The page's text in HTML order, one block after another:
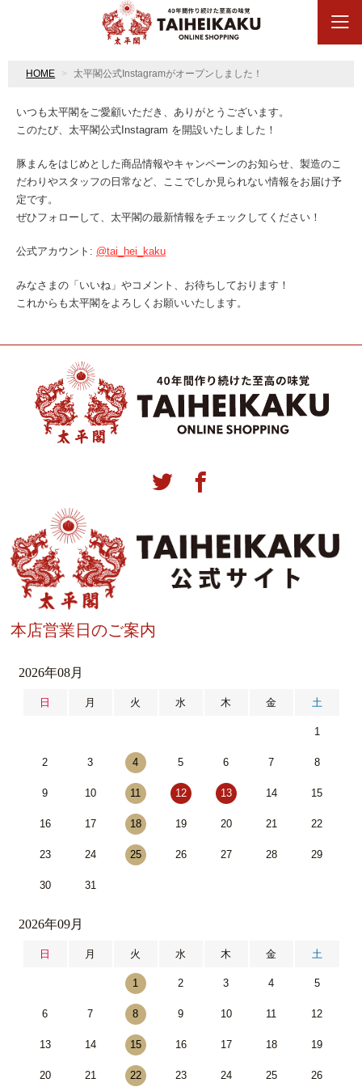
HOME 太平閣公式Instagramがオープンしました！
いつも太平閣をご愛顧いただき、ありがとうございます。
このたび、太平閣公式Instagram を開設いたしました！
豚まんをはじめとした商品情報やキャンペーンのお知らせ、製造のこ
だわりやスタッフの日常など、ここでしか見られない情報をお届け予
定です。
ぜひフォローして、太平閣の最新情報をチェックしてください！
公式アカウント: @tai_hei_kaku
みなさまの「いいね」やコメント、お待ちしております！
これからも太平閣をよろしくお願いいたします。
本店営業日のご案内
2026年08月
日 月 火 水 木 金 土
1
2 3 4 5 6 7 8
9 10 11 12 13 14 15
16 17 18 19 20 21 22
23 24 25 26 27 28 29
30 31
2026年09月
日 月 火 水 木 金 土
1 2 3 4 5
6 7 8 9 10 11 12
13 14 15 16 17 18 19
20 21 22 23 24 25 26